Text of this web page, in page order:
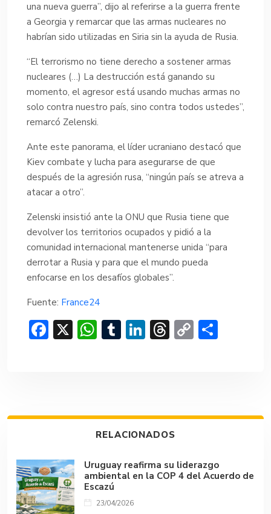
una nueva guerra”, dijo al referirse a la guerra frente
a Georgia y remarcar que las armas nucleares no
habrían sido utilizadas en Siria sin la ayuda de Rusia.
“El terrorismo no tiene derecho a sostener armas
nucleares (…) La destrucción está ganando su
momento, el agresor está usando muchas armas no
solo contra nuestro país, sino contra todos ustedes”,
remarcó Zelenski.
Ante este panorama, el líder ucraniano destacó que
Kiev combate y lucha para asegurarse de que
después de la agresión rusa, “ningún país se atreva a
atacar a otro”.
Zelenski insistió ante la ONU que Rusia tiene que
devolver los territorios ocupados y pidió a la
comunidad internacional mantenerse unida “para
derrotar a Rusia y para que el mundo pueda
enfocarse en los desafíos globales”.
Fuente: France24
F
ok
X W
p
p
T Li T
s
C
n tir
RELACIONADOS
Uruguay reafirma su liderazgo
ambiental en la COP 4 del Acuerdo de
Escazú
23/04/2026